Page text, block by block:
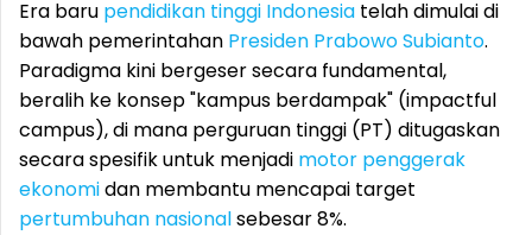
Era baru pendidikan tinggi Indonesia telah dimulai di
bawah pemerintahan Presiden Prabowo Subianto.
Paradigma kini bergeser secara fundamental,
beralih ke konsep "kampus berdampak" (impactful
campus), di mana perguruan tinggi (PT) ditugaskan
secara spesifik untuk menjadi motor penggerak
ekonomidan membantu mencapai target
pertumbuhan nasionalsebesar 8%.